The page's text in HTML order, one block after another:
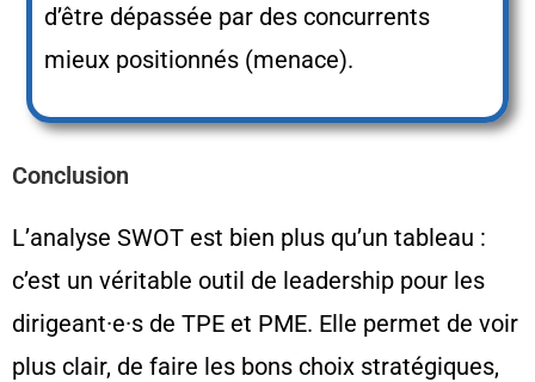
d’être dépassée par des concurrents
mieux positionnés (menace).
Conclusion
L’analyse SWOT est bien plus qu’un tableau :
c’est un véritable outil de leadership pour les
dirigeant·e·s de TPE et PME. Elle permet de voir
plus clair, de faire les bons choix stratégiques,